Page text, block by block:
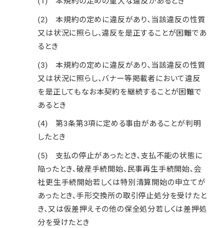
(2) 本規約の定めに違反があり、当該違反の性質
又は状況に照らし、違反を是正することが困難であ
るとき
(3) 本規約の定めに違反があり、当該違反の性質
又は状況に照らし、バナー等掲載者において違反
を是正してもなお本契約を継続することが困難で
あるとき
(4) 第3条第3項に定める事由があることが判明
したとき
(5) 支払の停止があったとき、支払不能の状態に
陥ったとき、破産手続開始、民事再生手続開始、会
社更生手続開始若しくは特別清算開始の申立てが
あったとき、手形交換所の取引停止処分を受けたと
き、又は仮差押えその他の保全処分若しくは差押処
分を受けたとき